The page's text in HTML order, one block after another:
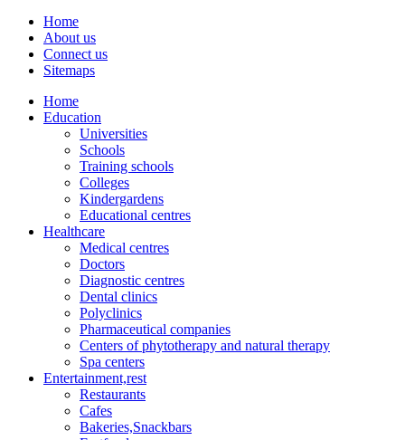
Home
About us
Connect us
Sitemaps
Home
Education
Universities
Schools
Training schools
Colleges
Kindergardens
Educational centres
Healthcare
Medical centres
Doctors
Diagnostic centres
Dental clinics
Polyclinics
Pharmaceutical companies
Centers of phytotherapy and natural therapy
Spa centers
Entertainment,rest
Restaurants
Cafes
Bakeries,Snackbars